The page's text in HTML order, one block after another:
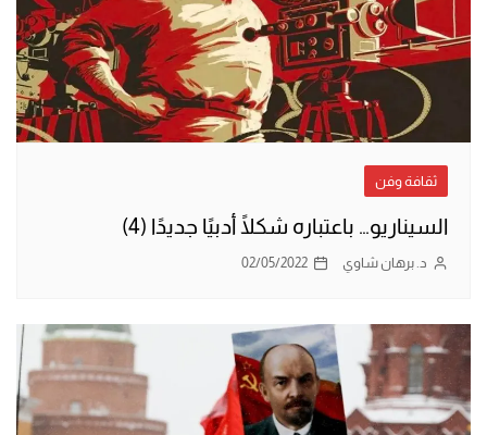
ثقافة وفن
السيناريو… باعتباره شكلًا أدبيًا جديدًا (4)
د. برهان شاوي 02/05/2022